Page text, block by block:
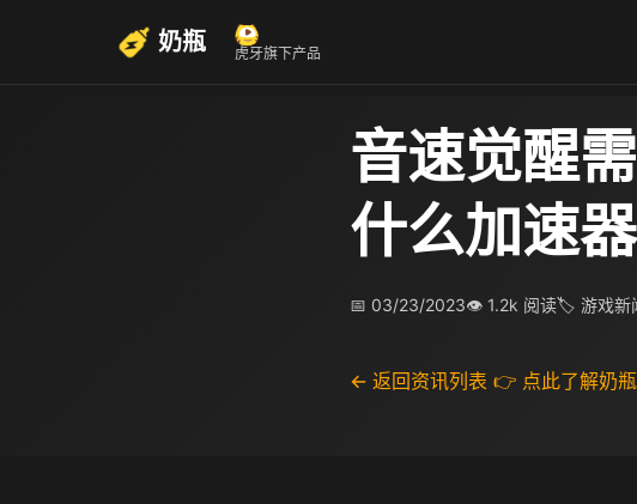
奶瓶 虎牙旗下产品
音速觉醒
什么加速
📅 03/23/2023👁 1.2k 阅读🏷 游戏新
← 返回资讯列表 👉 点此了解奶